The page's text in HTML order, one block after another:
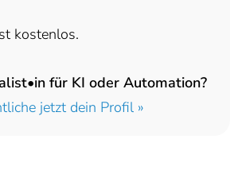
kostenlos.
für KI oder Automation?
jetzt dein Profil »